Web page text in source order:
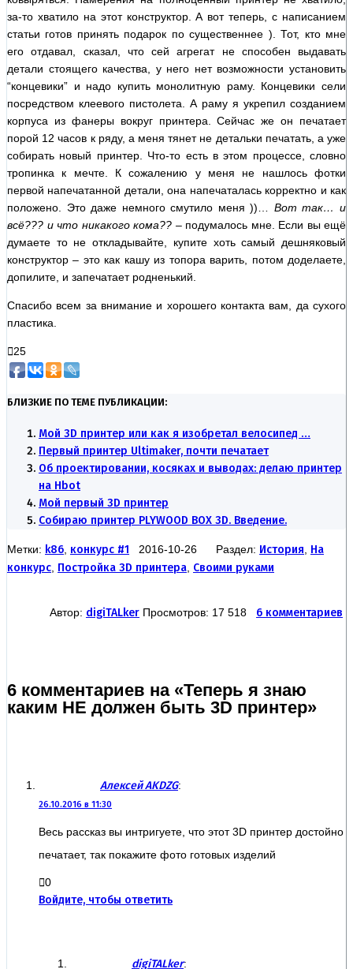
за-то хватило на этот конструктор. А вот теперь, с написанием
статьи готов принять подарок по существеннее ). Тот, кто мне
его отдавал, сказал, что сей агрегат не способен выдавать
детали стоящего качества, у него нет возможности установить
“концевики” и надо купить монолитную раму. Концевики сели
посредством клеевого пистолета. А раму я укрепил созданием
корпуса из фанеры вокруг принтера. Сейчас же он печатает
порой 12 часов к ряду, а меня тянет не детальки печатать, а уже
собирать новый принтер. Что-то есть в этом процессе, словно
тропинка к мечте. К сожалению у меня не нашлось фотки
первой напечатанной детали, она напечаталась корректно и как
положено. Это даже немного смутило меня ))… Вот так… и
всё??? и что никакого кома?? – подумалось мне. Если вы ещё
думаете то не откладывайте, купите хоть самый дешняковый
конструктор – это как кашу из топора варить, потом доделаете,
допилите, и запечатает родненький.
Спасибо всем за внимание и хорошего контакта вам, да сухого
пластика.
25
БЛИЗКИЕ ПО ТЕМЕ ПУБЛИКАЦИИ:
Мой 3D принтер или как я изобретал велосипед …
Первый принтер Ultimaker, почти печатает
Об проектировании, косяках и выводах: делаю принтер
на Hbot
Мой первый 3D принтер
Собираю принтер PLYWOOD BOX 3D. Введение.
Метки: k86 конкурс #1 2016-10-26 Раздел: История На
конкурс Постройка 3D принтера Своими руками
Автор: digiTALker Просмотров: 17 518 6 комментариев
6 комментариев на «Теперь я знаю
каким НЕ должен быть 3D принтер»
Алексей AKDZG:
26.10.2016 в 11:30
Весь рассказ вы интригуете, что этот 3D принтер достойно
печатает, так покажите фото готовых изделий
0
Войдите, чтобы ответить
digiTALker: